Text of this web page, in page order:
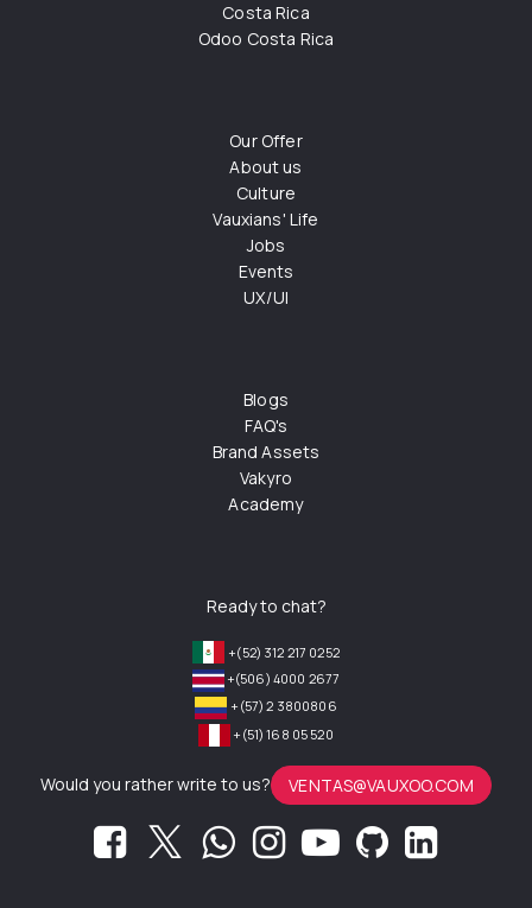
Costa Rica
Odoo Costa Rica
Our Offer
About us
Culture
Vauxians' Life
Jobs
Events
UX/UI
Blogs
FAQ's
Brand Assets
Vakyro
Academy
Ready to chat?
+(52) 312 217 0252
+(506) 4000 2677
+(57) 2 3800806
+(51) 168 05 520
Would you rather write to us? VENTAS@VAUXOO.COM